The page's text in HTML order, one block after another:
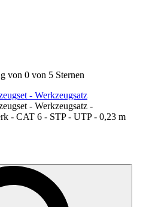
von 0 von 5 Sternen
- Werkzeugsatz
- Werkzeugsatz -
- CAT 6 - STP - UTP - 0,23 m